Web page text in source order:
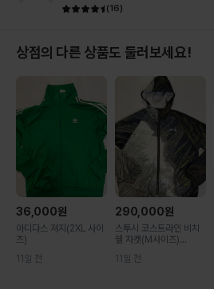
(16)
상점의 다른 상품도 둘러보세요!
36,000원
아디다스 져지(2XL 사이
즈)
11일 전
290,000원
스투시 코스트라인 비치
쉘 자켓(M사이즈)...
11일 전